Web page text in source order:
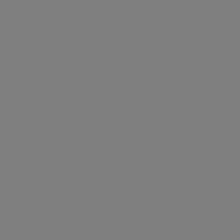
2020
Reclos Couronne 2020 est un vin
un domaine viticole situé dans